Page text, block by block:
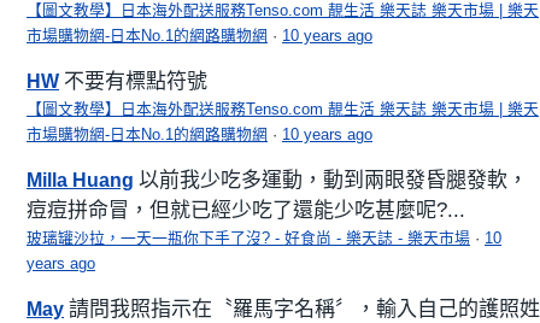
【圖文教學】日本海外配送服務Tenso.com 靚生活 樂天誌 樂天市場 | 樂天
市場購物網-日本No.1的網路購物網 · 10 years ago
HW 不要有標點符號
【圖文教學】日本海外配送服務Tenso.com 靚生活 樂天誌 樂天市場 | 樂天
市場購物網-日本No.1的網路購物網 · 10 years ago
Milla Huang 以前我少吃多運動，動到兩眼發昏腿發軟，
痘痘拼命冒，但就已經少吃了還能少吃甚麼呢?...
玻璃罐沙拉，一天一瓶你下手了沒? - 好食尚 - 樂天誌 - 樂天市場 · 10
years ago
May 請問我照指示在〝羅馬字名稱〞，輸入自己的護照姓